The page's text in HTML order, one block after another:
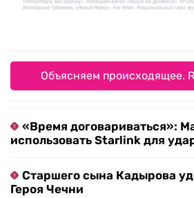
Объясняем происходящее.
«Время договариваться»:
использовать Starlink для
Старшего сына Кадырова
Героя Чечни